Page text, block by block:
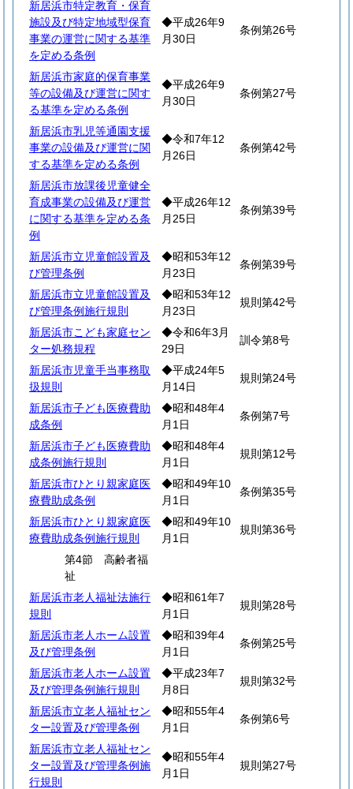
新居浜市特定教育・保育
施設及び特定地域型保育
事業の運営に関する基準
を定める条例
◆平成26年9
月30日
条例第26号
新居浜市家庭的保育事業
等の設備及び運営に関す
る基準を定める条例
◆平成26年9
月30日
条例第27号
新居浜市乳児等通園支援
事業の設備及び運営に関
する基準を定める条例
◆令和7年12
月26日
条例第42号
新居浜市放課後児童健全
育成事業の設備及び運営
に関する基準を定める条
例
◆平成26年12
月25日
条例第39号
新居浜市立児童館設置及
び管理条例
◆昭和53年12
月23日
条例第39号
新居浜市立児童館設置及
び管理条例施行規則
◆昭和53年12
月23日
規則第42号
新居浜市こども家庭セン
ター処務規程
◆令和6年3月
29日
訓令第8号
新居浜市児童手当事務取
扱規則
◆平成24年5
月14日
規則第24号
新居浜市子ども医療費助
成条例
◆昭和48年4
月1日
条例第7号
新居浜市子ども医療費助
成条例施行規則
◆昭和48年4
月1日
規則第12号
新居浜市ひとり親家庭医
療費助成条例
◆昭和49年10
月1日
条例第35号
新居浜市ひとり親家庭医
療費助成条例施行規則
◆昭和49年10
月1日
規則第36号
第4節 高齢者福
祉
新居浜市老人福祉法施行
規則
◆昭和61年7
月1日
規則第28号
新居浜市老人ホーム設置
及び管理条例
◆昭和39年4
月1日
条例第25号
新居浜市老人ホーム設置
及び管理条例施行規則
◆平成23年7
月8日
規則第32号
新居浜市立老人福祉セン
ター設置及び管理条例
◆昭和55年4
月1日
条例第6号
新居浜市立老人福祉セン
ター設置及び管理条例施
行規則
◆昭和55年4
月1日
規則第27号